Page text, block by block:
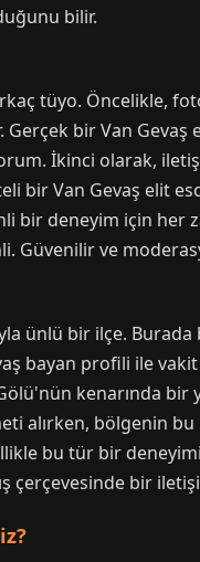
bilir.
tüyo. Öncelikle,
bir Van Gevaş
İkinci olarak,
bir Van Gevaş elit
bir deneyim için her
Güvenilir ve
ünlü bir ilçe.
bayan profili ile
kenarında
alırken, bölgenin bu
bu tür bir
çerçevesinde bir